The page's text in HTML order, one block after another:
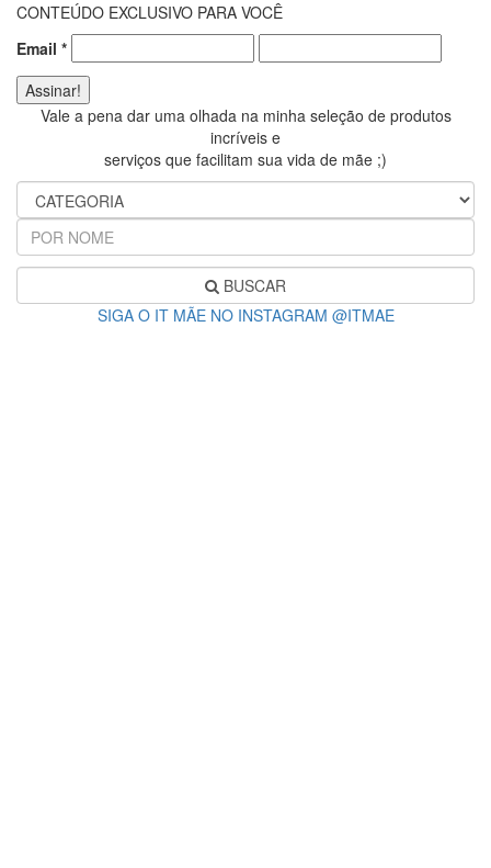
CONTEÚDO EXCLUSIVO PARA VOCÊ
Email *
Vale a pena dar uma olhada na minha seleção de produtos
incríveis e
serviços que facilitam sua vida de mãe ;)
BUSCAR
SIGA O IT MÃE NO INSTAGRAM @ITMAE